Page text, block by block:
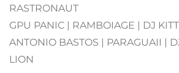
RASTRONAUT
GPU PANIC | RAMBOIAGE | DJ
ANTONIO BASTOS | PARAGUAII |
LION